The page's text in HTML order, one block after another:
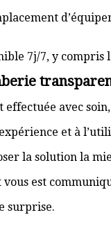
7j/7, y compris
effectuée avec
et à
la solution la
est
surprise.